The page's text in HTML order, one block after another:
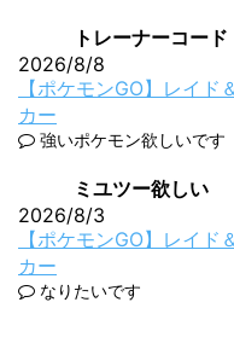
トレーナーコ
2026/8/8
【ポケモンGO】レイ
カー
強いポケモン欲しいです
ミユツー欲しい
2026/8/3
【ポケモンGO】レイ
カー
なりたいです